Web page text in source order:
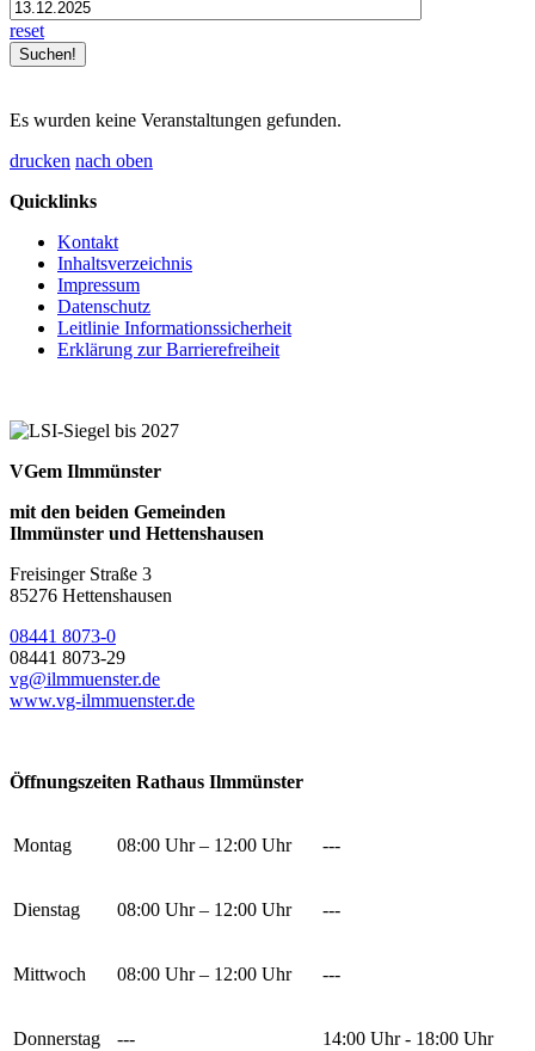
reset
Es wurden keine Veranstaltungen gefunden.
drucken nach oben
Quicklinks
Kontakt
Inhaltsverzeichnis
Impressum
Datenschutz
Leitlinie Informationssicherheit
Erklärung zur Barrierefreiheit
VGem Ilmmünster
mit den beiden Gemeinden
Ilmmünster und Hettenshausen
Freisinger Straße 3
85276 Hettenshausen
08441 8073-0
08441 8073-29
vg@ilmmuenster.de
www.vg-ilmmuenster.de
Öffnungszeiten Rathaus Ilmmünster
Montag 08:00 Uhr – 12:00 Uhr ---
Dienstag 08:00 Uhr – 12:00 Uhr ---
Mittwoch 08:00 Uhr – 12:00 Uhr ---
Donnerstag --- 14:00 Uhr - 18:00 Uhr